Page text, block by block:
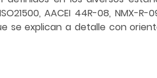
AACEI 44R-08, NMX-R-
se explican a detalle con